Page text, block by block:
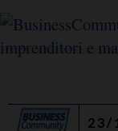
23/